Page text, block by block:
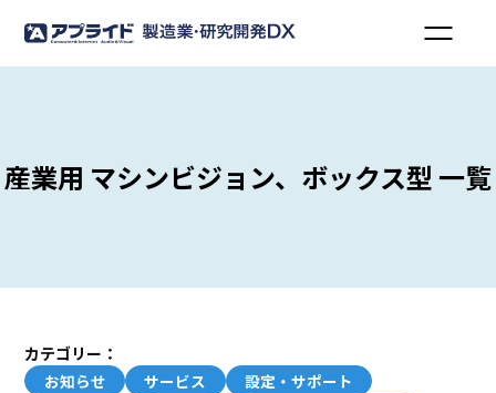
産業用 マシンビジョン、ボックス型 一覧
カテゴリー：
お知らせ
サービス
設定・サポート